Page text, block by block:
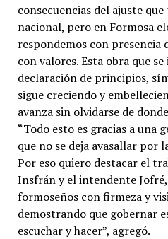
consecuencias del ajuste
nacional, pero en Formosa
respondemos con presencia
con valores. Esta obra que
declaración de principios,
sigue creciendo y
avanza sin olvidarse de
“Todo esto es gracias a una
que no se deja avasallar por
Por eso quiero destacar el
Insfrán y el intendente
formoseños con firmeza y
demostrando que gobernar
escuchar y hacer”, agregó.